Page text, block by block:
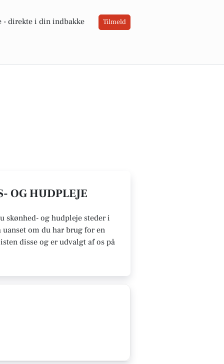
- direkte i din indbakke Tilmeld
OG HUDPLEJE
skønhed- og hudpleje steder i
om du har brug for en
disse og er udvalgt af os på